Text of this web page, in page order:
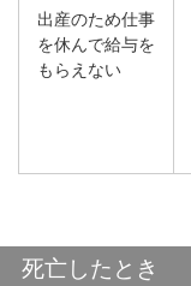
出産のため仕事
を休んで給与を
もらえない
死亡したとき